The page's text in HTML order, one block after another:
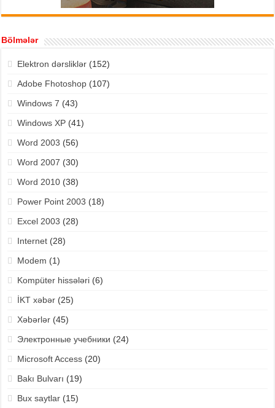
Bölmələr
Elektron dərsliklər(152)
Adobe Fhotoshop(107)
Windows 7 (43)
Windows XP(41)
Word 2003 (56)
Word 2007 (30)
Word 2010(38)
Power Point 2003 (18)
Excel 2003 (28)
Internet(28)
Modem (1)
Kompüter hissələri(6)
İKT xəbər(25)
Xəbərlər(45)
Электронные учебники (24)
Microsoft Access(20)
Bakı Bulvarı (19)
Bux saytlar(15)